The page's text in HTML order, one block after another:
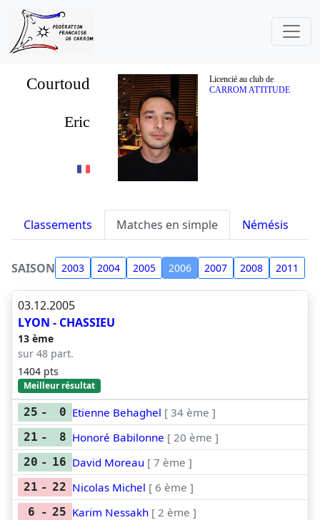
Courtoud
Licencié au club de
CARROM ATTITUDE
Eric
Classements Matches en simple Némésis
SAISON 2003 2004 2005 2006 2007 2008 2011
03.12.2005
LYON - CHASSIEU
13 ème
sur 48 part.
1404 pts
Meilleur résultat
25 - 0 Etienne Behaghel [ 34 ème ]
21 - 8 Honoré Babilonne [ 20 ème ]
20 - 16 David Moreau [ 7 ème ]
21 - 22 Nicolas Michel [ 6 ème ]
6 - 25 Karim Nessakh [ 2 ème ]